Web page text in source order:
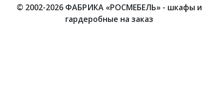
© 2002-2026 ФАБРИКА «РОСМЕБЕЛЬ» - шкафы и
гардеробные на заказ